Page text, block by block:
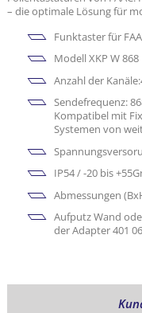
– die optimale Lösung für
Funktaster für
Modell XKP W 868
Anzahl der
Sendefrequenz:
Kompatibel mit
Systemen von
IP54 / -20 bis
Abmessungen
Aufputz Wand
der Adapter 401